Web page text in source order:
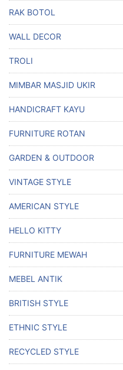
RAK BOTOL
WALL DECOR
TROLI
MIMBAR MASJID UKIR
HANDICRAFT KAYU
FURNITURE ROTAN
GARDEN & OUTDOOR
VINTAGE STYLE
AMERICAN STYLE
HELLO KITTY
FURNITURE MEWAH
MEBEL ANTIK
BRITISH STYLE
ETHNIC STYLE
RECYCLED STYLE